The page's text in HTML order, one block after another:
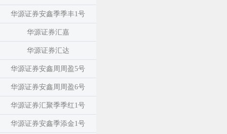
华源证券安鑫季季丰1号
华源证券汇嘉
华源证券汇达
华源证券安鑫周周盈5号
华源证券安鑫周周盈6号
华源证券汇聚季季红1号
华源证券安鑫季添金1号